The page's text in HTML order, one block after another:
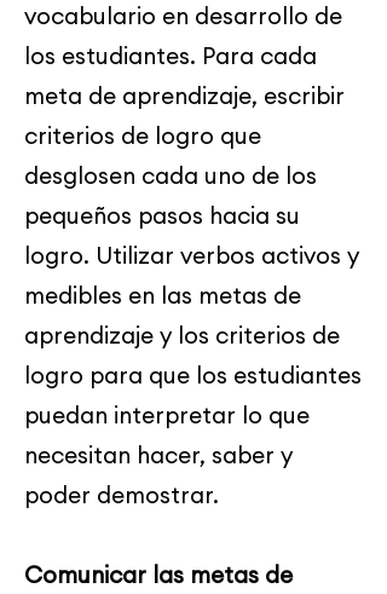
vocabulario en desarrollo de
los estudiantes. Para cada
meta de aprendizaje, escribir
criterios de logro que
desglosen cada uno de los
pequeños pasos hacia su
logro. Utilizar verbos activos y
medibles en las metas de
aprendizaje y los criterios de
logro para que los estudiantes
puedan interpretar lo que
necesitan hacer, saber y
poder demostrar.
Comunicar las metas de